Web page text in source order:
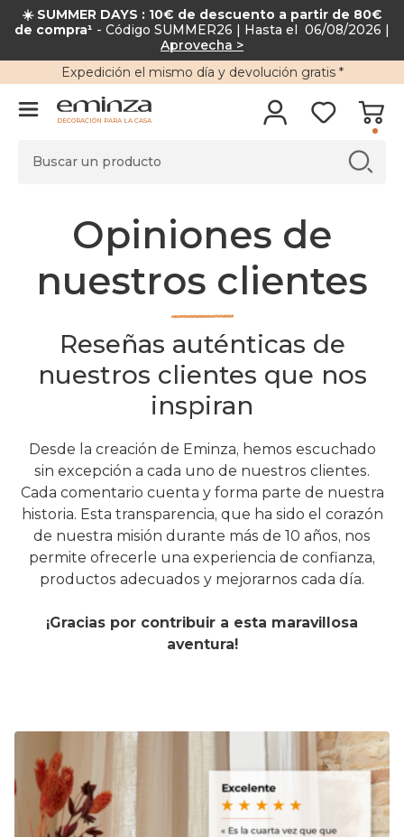
☀️ SUMMER DAYS : 10€ de descuento a partir de 80€
de compra¹ - Código SUMMER26 | Hasta el 06/08/2026 |
Aprovecha >
Expedición el mismo día y devolución gratis*
DECORACIÓN PARA LA CASA
Opiniones de
nuestros clientes
Reseñas auténticas de
nuestros clientes que nos
inspiran
Desde la creación de Eminza, hemos escuchado
sin excepción a cada uno de nuestros clientes.
Cada comentario cuenta y forma parte de nuestra
historia. Esta transparencia, que ha sido el corazón
de nuestra misión durante más de 10 años, nos
permite ofrecerle una experiencia de confianza,
productos adecuados y mejorarnos cada día.
¡Gracias por contribuir a esta maravillosa
aventura!